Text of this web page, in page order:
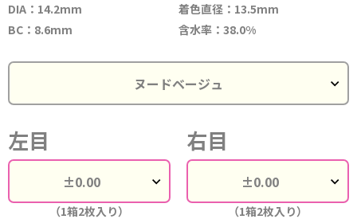
DIA：14.2mm
着色直径：13.5mm
BC：8.6mm
含水率：38.0%
左目
（1箱2枚入り）
右目
（1箱2枚入り）